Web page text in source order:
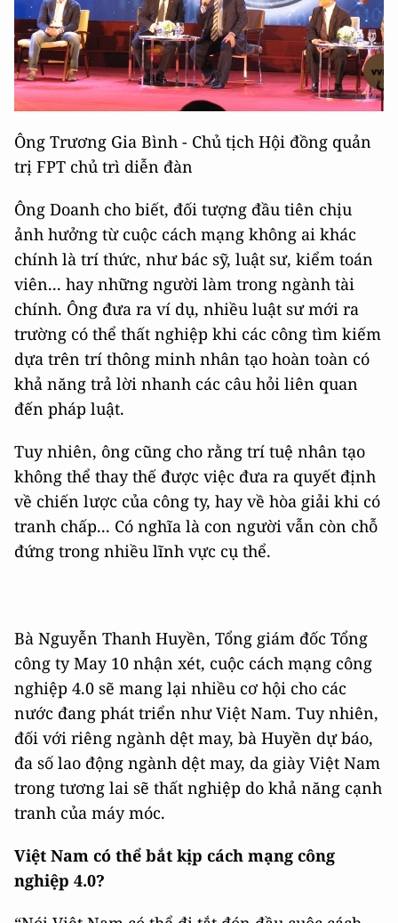
Ông Trương Gia Bình - Chủ tịch Hội đồng quản
trị FPT chủ trì diễn đàn
Ông Doanh cho biết, đối tượng đầu tiên chịu
ảnh hưởng từ cuộc cách mạng không ai khác
chính là trí thức, như bác sỹ, luật sư, kiểm toán
viên... hay những người làm trong ngành tài
chính. Ông đưa ra ví dụ, nhiều luật sư mới ra
trường có thể thất nghiệp khi các công tìm kiếm
dựa trên trí thông minh nhân tạo hoàn toàn có
khả năng trả lời nhanh các câu hỏi liên quan
đến pháp luật.
Tuy nhiên, ông cũng cho rằng trí tuệ nhân tạo
không thể thay thế được việc đưa ra quyết định
về chiến lược của công ty, hay về hòa giải khi có
tranh chấp... Có nghĩa là con người vẫn còn chỗ
đứng trong nhiều lĩnh vực cụ thể.
Bà Nguyễn Thanh Huyền, Tổng giám đốc Tổng
công ty May 10 nhận xét, cuộc cách mạng công
nghiệp 4.0 sẽ mang lại nhiều cơ hội cho các
nước đang phát triển như Việt Nam. Tuy nhiên,
đối với riêng ngành dệt may, bà Huyền dự báo,
đa số lao động ngành dệt may, da giày Việt Nam
trong tương lai sẽ thất nghiệp do khả năng cạnh
tranh của máy móc.
Việt Nam có thể bắt kịp cách mạng công
nghiệp 4.0?